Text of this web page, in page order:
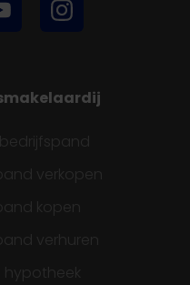
verkopen
kopen
verhuren
hypotheek